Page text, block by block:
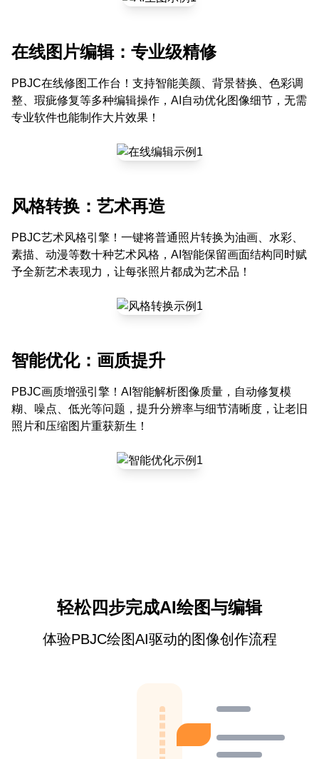
在线图片编辑：专业级精修
PBJC在线修图工作台！支持智能美颜、背景替换、色彩调
整、瑕疵修复等多种编辑操作，AI自动优化图像细节，无需
专业软件也能制作大片效果！
风格转换：艺术再造
PBJC艺术风格引擎！一键将普通照片转换为油画、水彩、
素描、动漫等数十种艺术风格，AI智能保留画面结构同时赋
予全新艺术表现力，让每张照片都成为艺术品！
智能优化：画质提升
PBJC画质增强引擎！AI智能解析图像质量，自动修复模
糊、噪点、低光等问题，提升分辨率与细节清晰度，让老旧
照片和压缩图片重获新生！
轻松四步完成AI绘图与编辑
体验PBJC绘图AI驱动的图像创作流程